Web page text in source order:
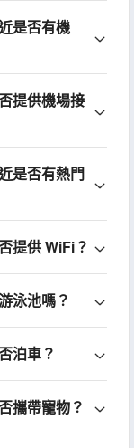
是否有機
提供機場接
是否有熱門
提供 WiFi？
泳池嗎？
泊車？
攜帶寵物？